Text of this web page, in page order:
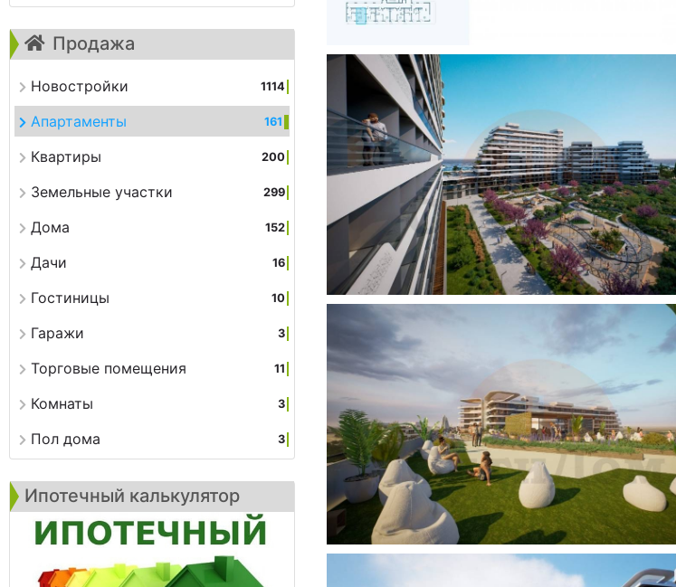
Продажа
Новостройки 1114
Апартаменты 161
Квартиры 200
Земельные участки 299
Дома 152
Дачи 16
Гостиницы 10
Гаражи 3
Торговые помещения 11
Комнаты 3
Пол дома 3
Ипотечный калькулятор